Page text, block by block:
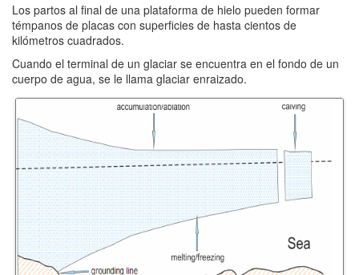
Los partos al final de una plataforma de hielo pueden formar
témpanos de placas con superficies de hasta cientos de
kilómetros cuadrados.
Cuando el terminal de un glaciar se encuentra en el fondo de un
cuerpo de agua, se le llama glaciar enraizado.